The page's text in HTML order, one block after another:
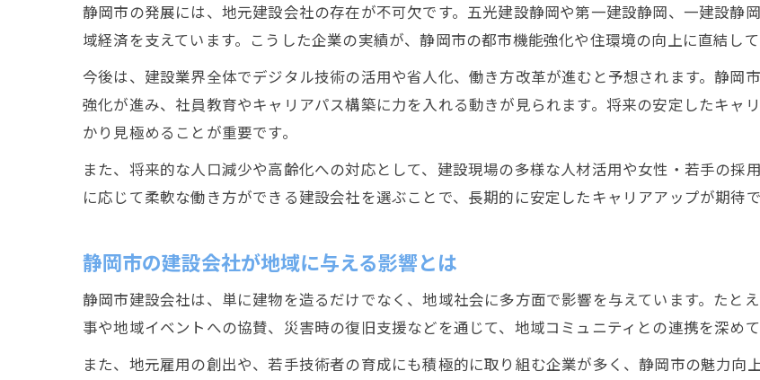
建設会社が掲げる技術力と実績の見極め方
建設分野で活躍するための企業選定術
建設分野で長く活躍できる企業選定の考
静岡市建設会社一覧を活用した選定のコツ
地元建設会社に求めるべき重要な着眼点
建設業界で働くための企業比較ポイント
静岡市の発展には、地元建設会社の存在が不可欠です。五光建設静岡や第一建設静岡、一建設静
域経済を支えています。こうした企業の実績が、静岡市の都市機能強化や住環境の向上に直結して
今後は、建設業界全体でデジタル技術の活用や省人化、働き方改革が進むと予想されます。静岡
強化が進み、社員教育やキャリアパス構築に力を入れる動きが見られます。将来の安定したキャ
かり見極めることが重要です。
また、将来的な人口減少や高齢化への対応として、建設現場の多様な人材活用や女性・若手の採
に応じて柔軟な働き方ができる建設会社を選ぶことで、長期的に安定したキャリアアップが期待で
静岡市の建設会社が地域に与える影響とは
静岡市建設会社は、単に建物を造るだけでなく、地域社会に多方面で影響を与えています。たと
事や地域イベントへの協賛、災害時の復旧支援などを通じて、地域コミュニティとの連携を深めて
また、地元雇用の創出や、若手技術者の育成にも積極的に取り組む企業が多く、静岡市の魅力向